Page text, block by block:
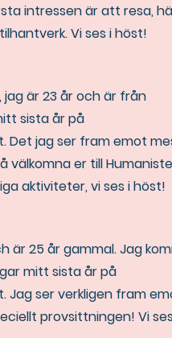
intressen är att resa,
Vi ses i höst!
jag är 23 år och är från
sista år på
Det jag ser fram emot
välkomna er till
aktiviteter, vi ses i höst!
är 25 år gammal. Jag
mitt sista år på
Jag ser verkligen fram
provsittningen! Vi